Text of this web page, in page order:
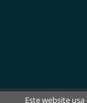
Este website